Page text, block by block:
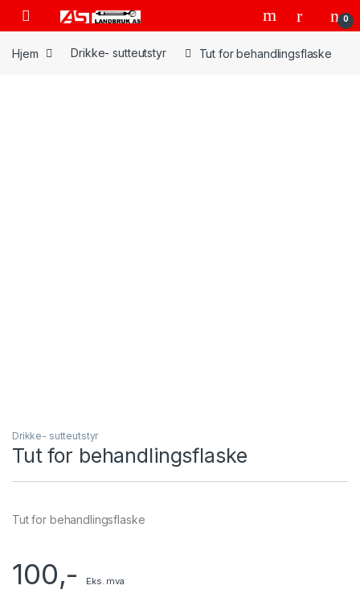
Skip to navigation
Skip to content
Open 0
Hjem Drikke- sutteutstyr Tut for behandlingsflaske
Drikke- sutteutstyr
Tut for behandlingsflaske
Tut for behandlingsflaske
100,- Eks. mva